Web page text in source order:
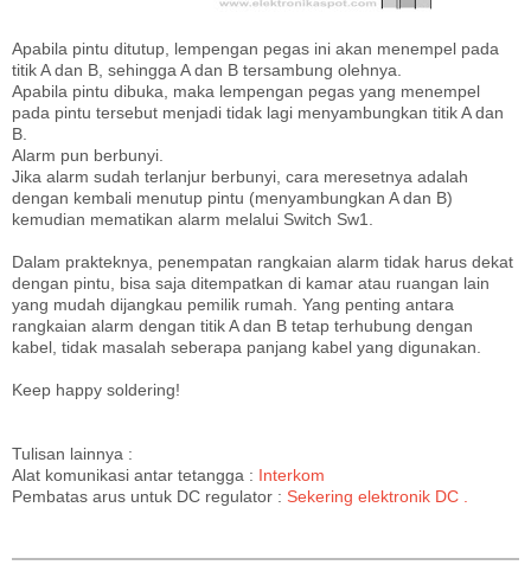
Apabila pintu ditutup, lempengan pegas ini akan menempel pada
titik A dan B, sehingga A dan B tersambung olehnya.
Apabila pintu dibuka, maka lempengan pegas yang menempel
pada pintu tersebut menjadi tidak lagi menyambungkan titik A dan
B.
Alarm pun berbunyi.
Jika alarm sudah terlanjur berbunyi, cara meresetnya adalah
dengan kembali menutup pintu (menyambungkan A dan B)
kemudian mematikan alarm melalui Switch Sw1.
Dalam prakteknya, penempatan rangkaian alarm tidak harus dekat
dengan pintu, bisa saja ditempatkan di kamar atau ruangan lain
yang mudah dijangkau pemilik rumah. Yang penting antara
rangkaian alarm dengan titik A dan B tetap terhubung dengan
kabel, tidak masalah seberapa panjang kabel yang digunakan.
Keep happy soldering!
Tulisan lainnya :
Alat komunikasi antar tetangga : Interkom
Pembatas arus untuk DC regulator : Sekering elektronik DC .